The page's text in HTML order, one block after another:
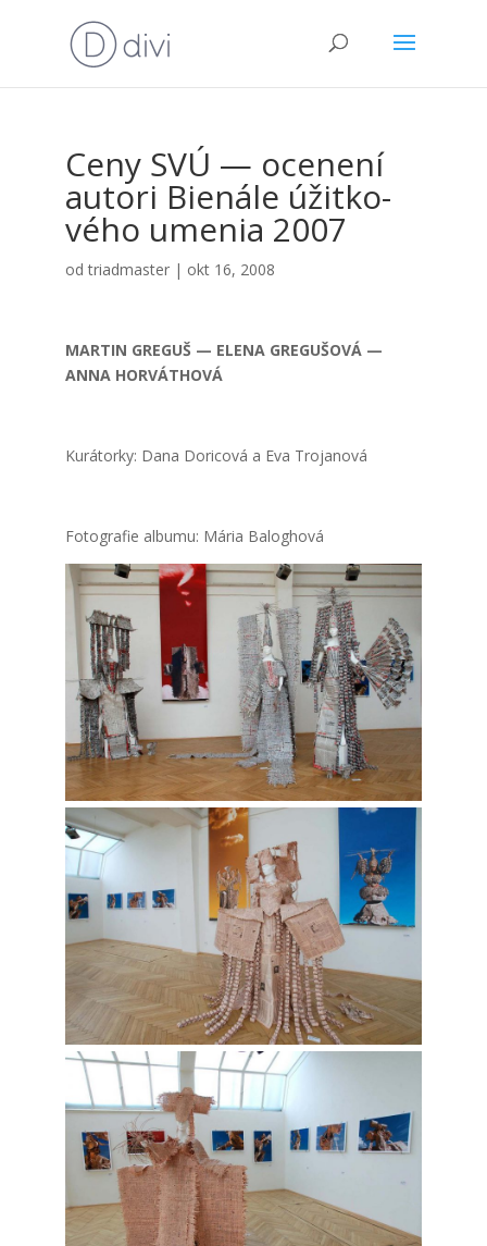
Ceny SVÚ — oce­ne­ní
auto­ri Bie­ná­le úžit­ko­
vé­ho ume­nia 2007
odtriadmaster| okt 16, 2008
MARTIN GREGUŠ — ELENA GREGUŠOVÁ —
ANNA HORVÁTHOVÁ
Kurá­tor­ky: Dana Dori­co­vá a Eva Tro­j­a­no­vá
Foto­gra­fie albu­mu: Mária Balog­ho­vá